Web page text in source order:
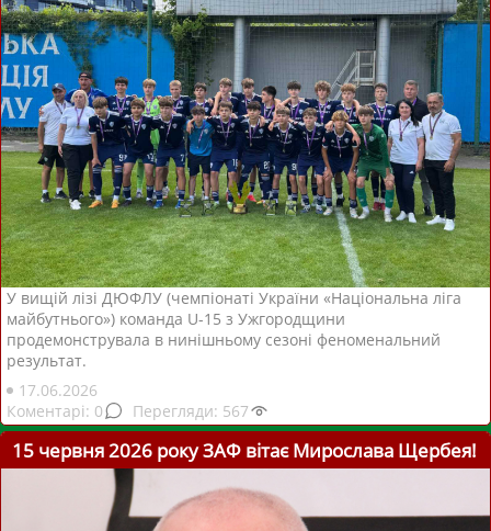
У вищій лізі ДЮФЛУ (чемпіонаті України «Національна ліга
майбутнього») команда U-15 з Ужгородщини
продемонструвала в нинішньому сезоні феноменальний
результат.
17.06.2026
0
567
15 червня 2026 року ЗАФ вітає Мирослава Щербея!